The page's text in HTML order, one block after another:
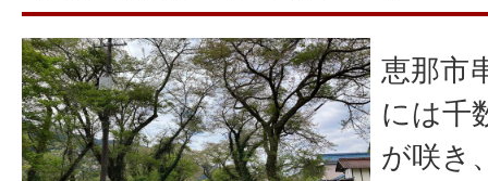
恵那市
には千
が咲き